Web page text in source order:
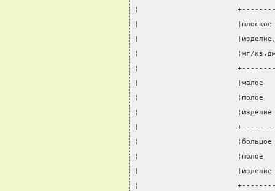
¦                       +----------
¦
¦
¦                       ¦мг/
¦                       +----------
¦                       ¦малое
¦                       ¦полое
¦
¦                       +----------
¦
¦                       ¦полое
¦
¦                       +----------